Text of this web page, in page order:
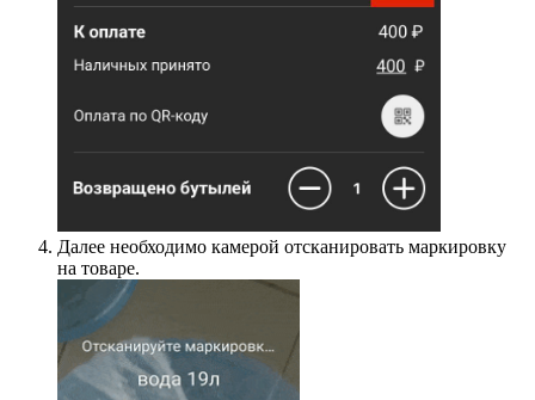
Далее необходимо камерой отсканировать маркировку
на товаре.